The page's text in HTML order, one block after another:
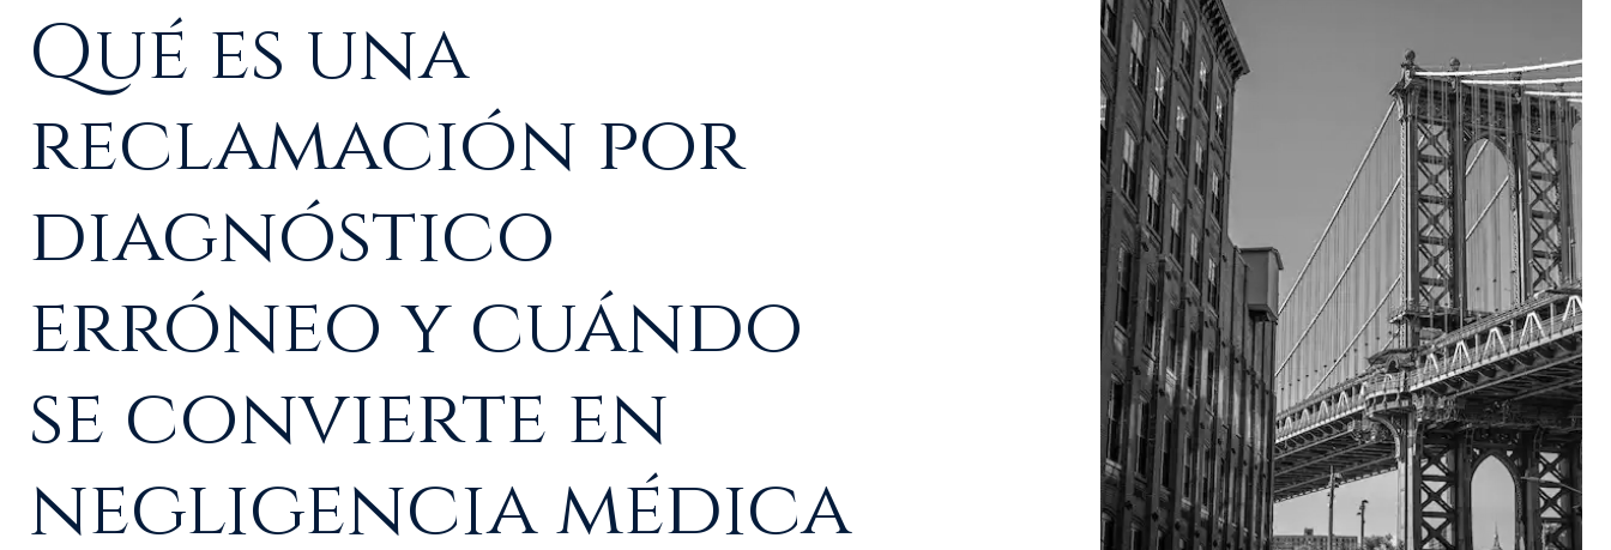
Qué es una
reclamación por
diagnóstico
erróneo y cuándo
se convierte en
negligencia médica